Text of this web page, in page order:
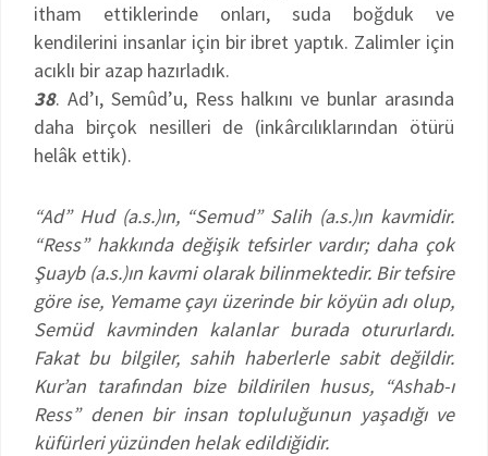
itham ettiklerinde onları, suda boğduk ve
kendilerini insanlar için bir ibret yaptık. Zalimler için
acıklı bir azap hazırladık.
38. Ad’ı, Semûd’u, Ress halkını ve bunlar arasında
daha birçok nesilleri de (inkârcılıklarından ötürü
helâk ettik).
“Ad” Hud (a.s.)ın, “Semud” Salih (a.s.)ın kavmidir.
“Ress” hakkında değişik tefsirler vardır; daha çok
Şuayb (a.s.)ın kavmi olarak bilinmektedir. Bir tefsire
göre ise, Yemame çayı üzerinde bir köyün adı olup,
Semüd kavminden kalanlar burada otururlardı.
Fakat bu bilgiler, sahih haberlerle sabit değildir.
Kur’an tarafından bize bildirilen husus, “Ashab-ı
Ress” denen bir insan topluluğunun yaşadığı ve
küfürleri yüzünden helak edildiğidir.